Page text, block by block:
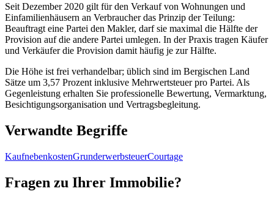
Seit Dezember 2020 gilt für den Verkauf von Wohnungen und
Einfamilienhäusern an Verbraucher das Prinzip der Teilung:
Beauftragt eine Partei den Makler, darf sie maximal die Hälfte der
Provision auf die andere Partei umlegen. In der Praxis tragen Käufer
und Verkäufer die Provision damit häufig je zur Hälfte.
Die Höhe ist frei verhandelbar; üblich sind im Bergischen Land
Sätze um 3,57 Prozent inklusive Mehrwertsteuer pro Partei. Als
Gegenleistung erhalten Sie professionelle Bewertung, Vermarktung,
Besichtigungsorganisation und Vertragsbegleitung.
Verwandte Begriffe
KaufnebenkostenGrunderwerbsteuerCourtage
Fragen zu Ihrer Immobilie?